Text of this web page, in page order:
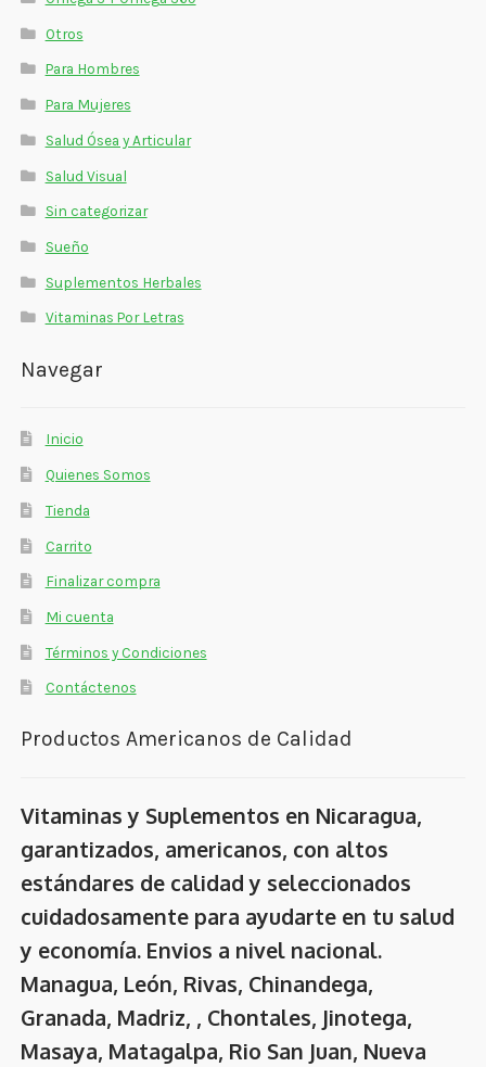
Otros
Para Hombres
Para Mujeres
Salud Ósea y Articular
Salud Visual
Sin categorizar
Sueño
Suplementos Herbales
Vitaminas Por Letras
Navegar
Inicio
Quienes Somos
Tienda
Carrito
Finalizar compra
Mi cuenta
Términos y Condiciones
Contáctenos
Productos Americanos de Calidad
Vitaminas y Suplementos en Nicaragua,
garantizados, americanos, con altos
estándares de calidad y seleccionados
cuidadosamente para ayudarte en tu salud
y economía. Envios a nivel nacional.
Managua, León, Rivas, Chinandega,
Granada, Madriz, , Chontales, Jinotega,
Masaya, Matagalpa, Rio San Juan, Nueva